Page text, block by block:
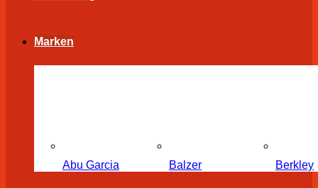
Marken
Abu Garcia Balzer Berkley